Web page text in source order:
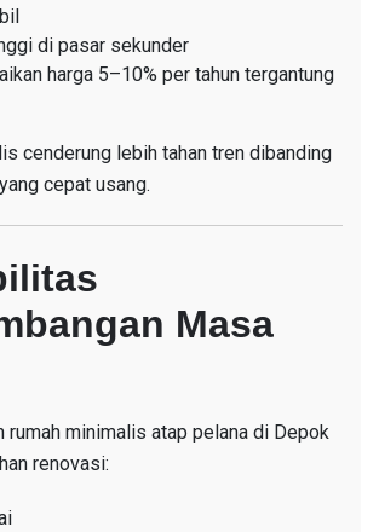
di pasar sekunder
harga 5–10% per tahun tergantung
cenderung lebih tahan tren dibanding
cepat usang.
Masa
rumah minimalis atap pelana di Depok
renovasi: